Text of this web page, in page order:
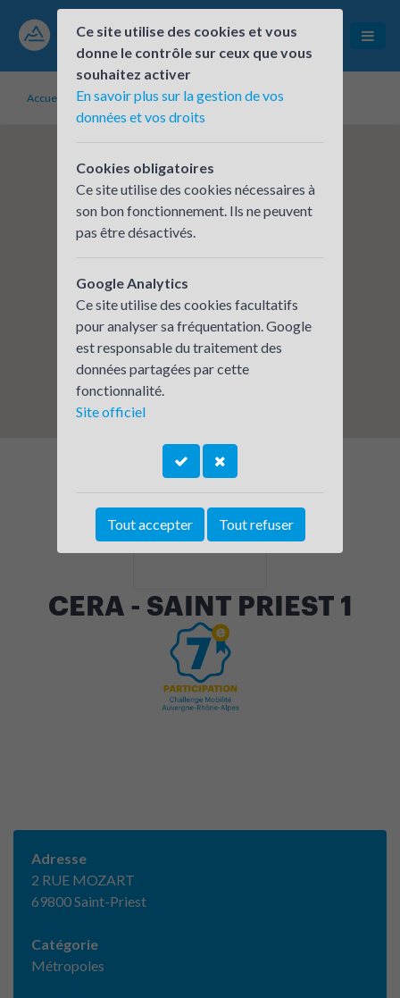
Accueil Établissements inscrits CERA - SAINT PRIEST 1
CERA - SAINT PRIEST 1
Adresse
2 RUE MOZART
69800 Saint-Priest
Catégorie
Métropoles
Ce site utilise des cookies et vous
donne le contrôle sur ceux que vous
souhaitez activer
En savoir plus sur la gestion de vos
données et vos droits
Cookies obligatoires
Ce site utilise des cookies nécessaires à
son bon fonctionnement. Ils ne peuvent
pas être désactivés.
Google Analytics
Ce site utilise des cookies facultatifs
pour analyser sa fréquentation. Google
est responsable du traitement des
données partagées par cette
fonctionnalité.
Site officiel
Tout accepter Tout refuser